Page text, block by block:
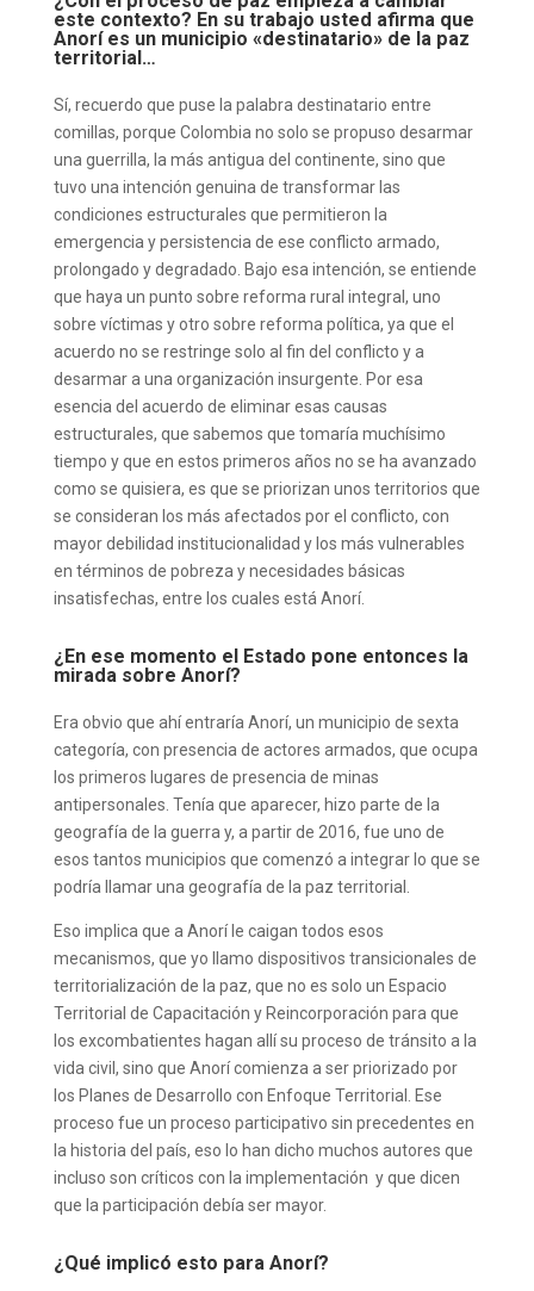
este contexto? En su trabajo usted afirma que
Anorí es un municipio «destinatario» de la paz
territorial…
Sí, recuerdo que puse la palabra destinatario entre
comillas, porque Colombia no solo se propuso desarmar
una guerrilla, la más antigua del continente, sino que
tuvo una intención genuina de transformar las
condiciones estructurales que permitieron la
emergencia y persistencia de ese conflicto armado,
prolongado y degradado. Bajo esa intención, se entiende
que haya un punto sobre reforma rural integral, uno
sobre víctimas y otro sobre reforma política, ya que el
acuerdo no se restringe solo al fin del conflicto y a
desarmar a una organización insurgente. Por esa
esencia del acuerdo de eliminar esas causas
estructurales, que sabemos que tomaría muchísimo
tiempo y que en estos primeros años no se ha avanzado
como se quisiera, es que se priorizan unos territorios que
se consideran los más afectados por el conflicto, con
mayor debilidad institucionalidad y los más vulnerables
en términos de pobreza y necesidades básicas
insatisfechas, entre los cuales está Anorí.
¿En ese momento el Estado pone entonces la
mirada sobre Anorí?
Era obvio que ahí entraría Anorí, un municipio de sexta
categoría, con presencia de actores armados, que ocupa
los primeros lugares de presencia de minas
antipersonales. Tenía que aparecer, hizo parte de la
geografía de la guerra y, a partir de 2016, fue uno de
esos tantos municipios que comenzó a integrar lo que se
podría llamar una geografía de la paz territorial.
Eso implica que a Anorí le caigan todos esos
mecanismos, que yo llamo dispositivos transicionales de
territorialización de la paz, que no es solo un Espacio
Territorial de Capacitación y Reincorporación para que
los excombatientes hagan allí su proceso de tránsito a la
vida civil, sino que Anorí comienza a ser priorizado por
los Planes de Desarrollo con Enfoque Territorial. Ese
proceso fue un proceso participativo sin precedentes en
la historia del país, eso lo han dicho muchos autores que
incluso son críticos con la implementación y que dicen
que la participación debía ser mayor.
¿Qué implicó esto para Anorí?